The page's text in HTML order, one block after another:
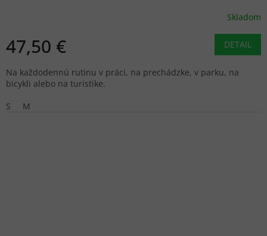
Skladom
47,50 € DETAIL
Na každodennú rutinu v práci, na prechádzke, v parku, na
bicykli alebo na turistike.
S
M